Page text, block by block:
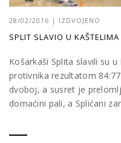
28/02/2016 | IZDVOJENO
SPLIT SLAVIO U KAŠTELIMA
Košarkaši Splita slavili su
protivnika rezultatom
dvoboj, a susret je
domaćini pali, a Splićani